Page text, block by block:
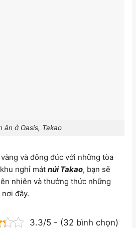
ăn ở Oasis, Takao
và đông đúc với những tòa
nghỉ mát núi Takao, bạn sẽ
nhiên và thưởng thức những
đây.
3.3/5 - (32 bình chọn)